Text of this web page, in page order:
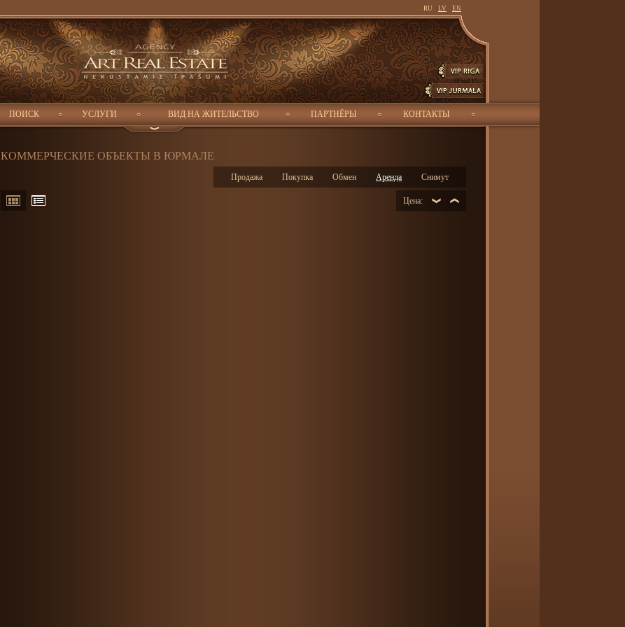
RU LV EN
ПОИСК УСЛУГИ ВИД НА ЖИТЕЛЬСТВО ПАРТНЁРЫ КОНТАКТЫ
Город: Комнат:
-
Площадь (Кв.м):
-
Цена:
-
ПОИСК
КОММЕРЧЕСКИЕ ОБЪЕКТЫ В ЮРМАЛЕ
Продажа Покупка Обмен Аренда Снимут
Цена: